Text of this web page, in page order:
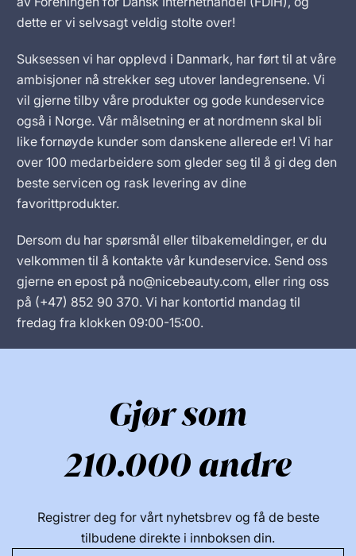
dette er vi selvsagt veldig stolte over!
Suksessen vi har opplevd i Danmark, har ført til at våre
ambisjoner nå strekker seg utover landegrensene. Vi
vil gjerne tilby våre produkter og gode kundeservice
også i Norge. Vår målsetning er at nordmenn skal bli
like fornøyde kunder som danskene allerede er! Vi har
over 100 medarbeidere som gleder seg til å gi deg den
beste servicen og rask levering av dine
favorittprodukter.
Dersom du har spørsmål eller tilbakemeldinger, er du
velkommen til å kontakte vår kundeservice. Send oss
gjerne en epost på no@nicebeauty.com, eller ring oss
på (+47) 852 90 370. Vi har kontortid mandag til
fredag fra klokken 09:00-15:00.
Gjør som
210.000 andre
Registrer deg for vårt nyhetsbrev og få de beste
tilbudene direkte i innboksen din.